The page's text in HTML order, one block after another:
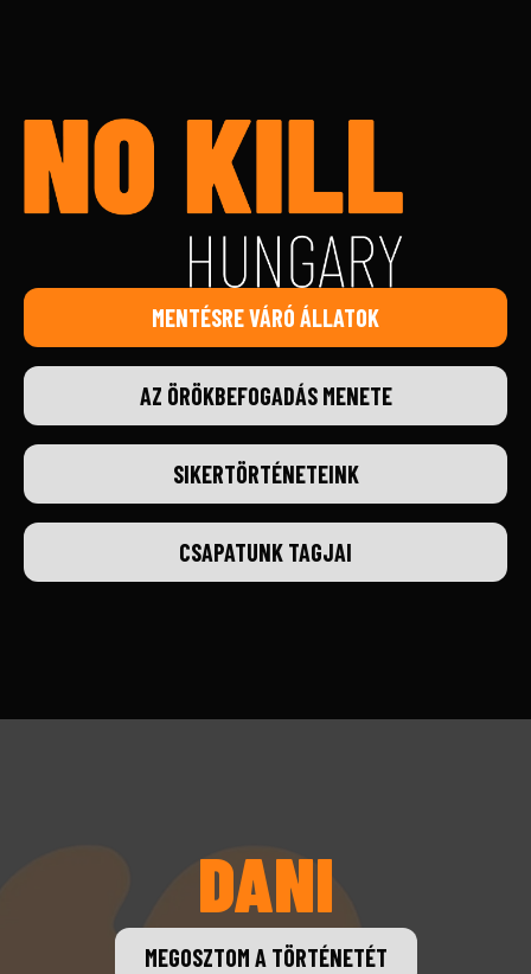
MENTÉSRE VÁRÓ ÁLLATOK
AZ ÖRÖKBEFOGADÁS MENETE
SIKERTÖRTÉNETEINK
CSAPATUNK TAGJAI
MEGOSZTOM A TÖRTÉNETÉT
DANI